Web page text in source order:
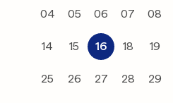
04 05 06 07 08
14 15 16 18 19
25 26 27 28 29